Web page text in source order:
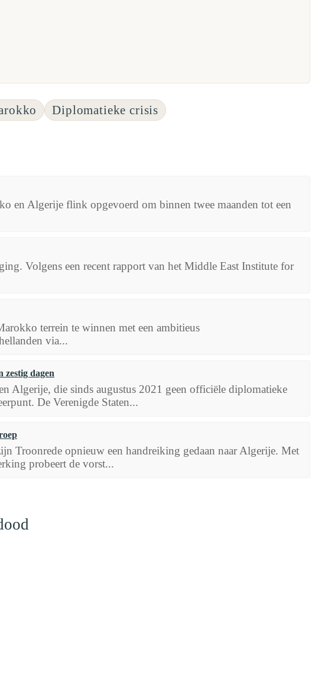
Diplomatieke crisis
en Algerije flink opgevoerd om binnen twee maanden tot een
Volgens een recent rapport van het Middle East Institute for
terrein te winnen met een ambitieus
via...
dagen
Algerije, die sinds augustus 2021 geen officiële diplomatieke
De Verenigde Staten...
Troonrede opnieuw een handreiking gedaan naar Algerije. Met
probeert de vorst...